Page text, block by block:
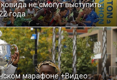
не смогут выступить
года
марафоне +Видео